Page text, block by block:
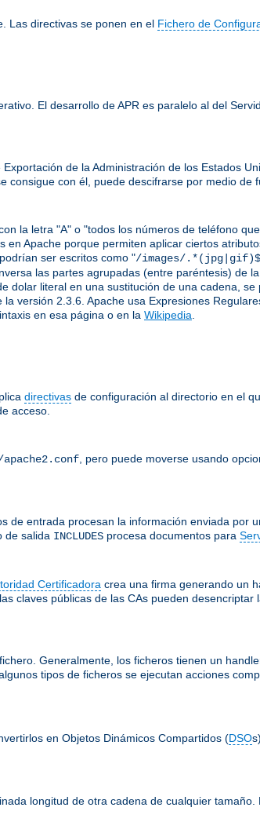
Las directivas se ponen en el Fichero de
El desarrollo de APR es paralelo al del
de la Administración de los Estados
consigue con él, puede descifrarse por medio de
la letra "A" o "todos los números de teléfono
Apache porque permiten aplicar ciertos
ser escritos como "/images/.*(jpg|gif)$
las partes agrupadas (entre paréntesis) de
literal en una sustitución de una cadena,
versión 2.3.6. Apache usa Expresiones
en esa página o en la Wikipedia
directivas de configuración al directorio en el
acceso.
, pero puede moverse usando
entrada procesan la información enviada por
de salida INCLUDES procesa documentos para
Certificadora crea una firma generando un
las claves públicas de las CAs pueden
Generalmente, los ficheros tienen un
tipos de ficheros se ejecutan acciones
en Objetos Dinámicos Compartidos (DSO
longitud de otra cadena de cualquier